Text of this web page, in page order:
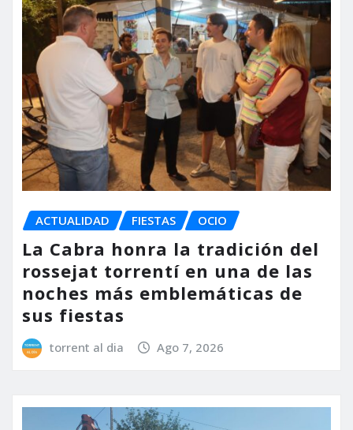
ACTUALIDAD FIESTAS OCIO
La Cabra honra la tradición del
rossejat torrentí en una de las
noches más emblemáticas de
sus fiestas
torrent al dia Ago 7, 2026